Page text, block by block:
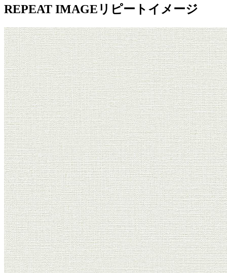
REPEAT IMAGE リピートイメージ